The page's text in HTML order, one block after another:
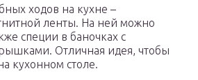
ходов на кухне –
ленты. На ней можно
специи в баночках с
Отличная идея, чтобы
кухонном столе.